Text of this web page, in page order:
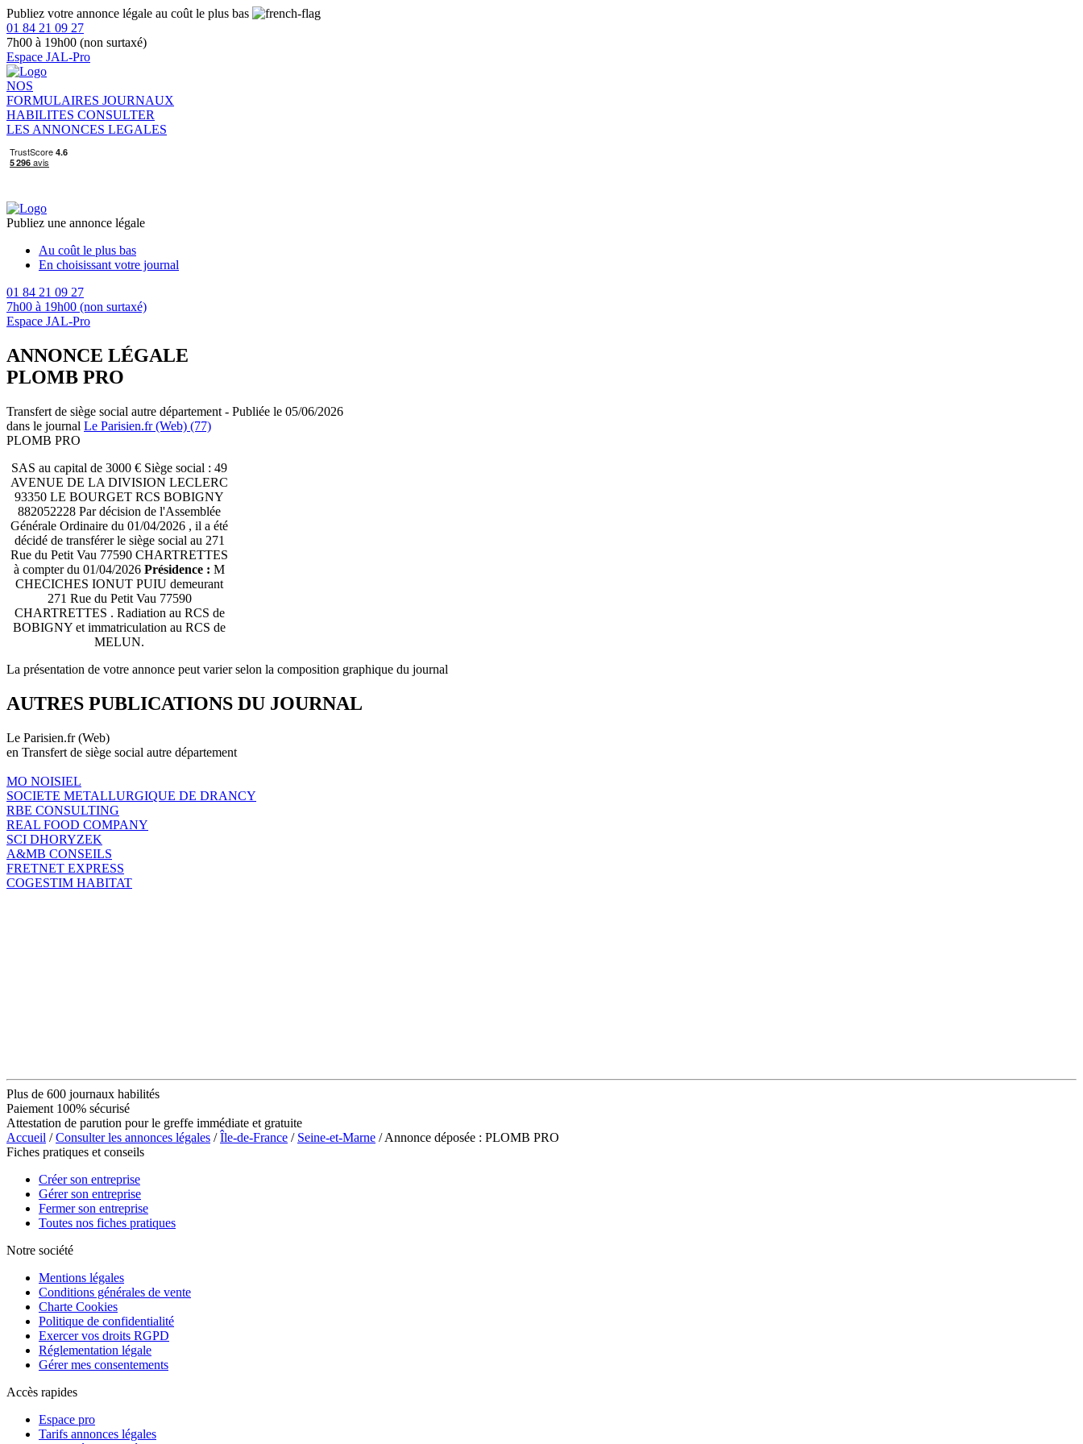
Publiez votre annonce légale au coût le plus bas
01 84 21 09 27
7h00 à 19h00 (non surtaxé)
Espace JAL-Pro
NOS
FORMULAIRES JOURNAUX
HABILITES CONSULTER
LES ANNONCES LEGALES
Publiez une annonce légale
Au coût le plus bas
En choisissant votre journal
01 84 21 09 27
7h00 à 19h00 (non surtaxé)
Espace JAL-Pro
ANNONCE LÉGALE
PLOMB PRO
Transfert de siège social autre département - Publiée le 05/06/2026
dans le journal Le Parisien.fr (Web) (77)
PLOMB PRO
SAS au capital de 3000 € Siège social : 49
AVENUE DE LA DIVISION LECLERC
93350 LE BOURGET RCS BOBIGNY
882052228 Par décision de l'Assemblée
Générale Ordinaire du 01/04/2026 , il a été
décidé de transférer le siège social au 271
Rue du Petit Vau 77590 CHARTRETTES
à compter du 01/04/2026 Présidence : M
CHECICHES IONUT PUIU demeurant
271 Rue du Petit Vau 77590
CHARTRETTES . Radiation au RCS de
BOBIGNY et immatriculation au RCS de
MELUN.
La présentation de votre annonce peut varier selon la composition graphique du journal
AUTRES PUBLICATIONS DU JOURNAL
Le Parisien.fr (Web)
en Transfert de siège social autre département
MO NOISIEL
SOCIETE METALLURGIQUE DE DRANCY
RBE CONSULTING
REAL FOOD COMPANY
SCI DHORYZEK
A&MB CONSEILS
FRETNET EXPRESS
COGESTIM HABITAT
Plus de 600 journaux habilités
Paiement 100% sécurisé
Attestation de parution pour le greffe immédiate et gratuite
Accueil /Consulter les annonces légales /Île-de-France / Seine-et-Marne / Annonce déposée : PLOMB PRO
Fiches pratiques et conseils
Créer son entreprise
Gérer son entreprise
Fermer son entreprise
Toutes nos fiches pratiques
Notre société
Mentions légales
Conditions générales de vente
Charte Cookies
Politique de confidentialité
Exercer vos droits RGPD
Réglementation légale
Gérer mes consentements
Accès rapides
Espace pro
Tarifs annonces légales